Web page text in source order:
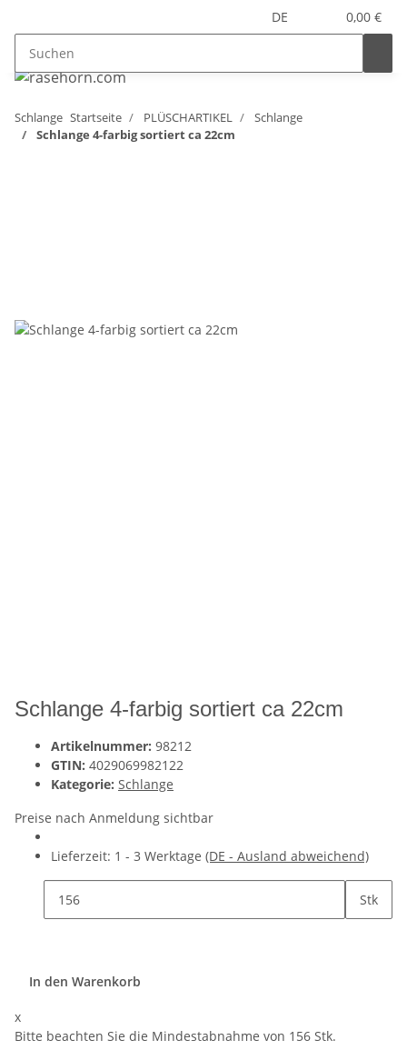
DE 0,00 €
Schlange Startseite PLÜSCHARTIKEL
Schlange
Schlange 4-farbig sortiert ca 22cm
Schlange 4-farbig sortiert ca 22cm
Artikelnummer: 98212
GTIN: 4029069982122
Kategorie: Schlange
Preise nach Anmeldung sichtbar
Lieferzeit: 1 - 3 Werktage (DE - Ausland abweichend)
Stk
In den Warenkorb
x
Bitte beachten Sie die Mindestabnahme von 156 Stk.